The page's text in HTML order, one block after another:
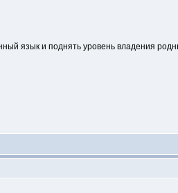
язык и поднять уровень владения